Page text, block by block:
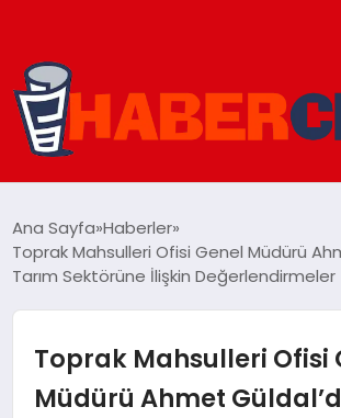
GÜNDEM
EĞITIM
Ana Sayfa Haberler
Toprak Mahsulleri Ofisi Genel Müdürü
Tarım Sektörüne İlişkin Değerlendirmeler
Toprak Mahsulleri Ofisi
Müdürü Ahmet